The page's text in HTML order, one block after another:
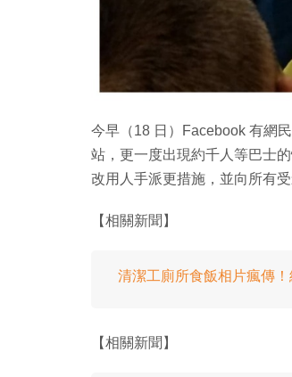
今早（18 日）Facebook 有網
站，更一度出現約千人等巴士
改用人手派更措施，並向所有受
【相關新聞】
清潔工廁所食飯相片瘋傳
【相關新聞】